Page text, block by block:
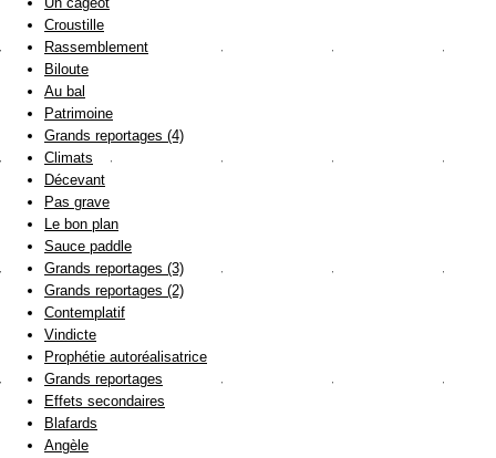
Croustille
Rassemblement
Biloute
Au bal
Patrimoine
Grands reportages (4)
Climats
Décevant
Pas grave
Le bon plan
Sauce paddle
Grands reportages (3)
Grands reportages (2)
Contemplatif
Vindicte
Prophétie autoréalisatrice
Grands reportages
Effets secondaires
Blafards
Angèle